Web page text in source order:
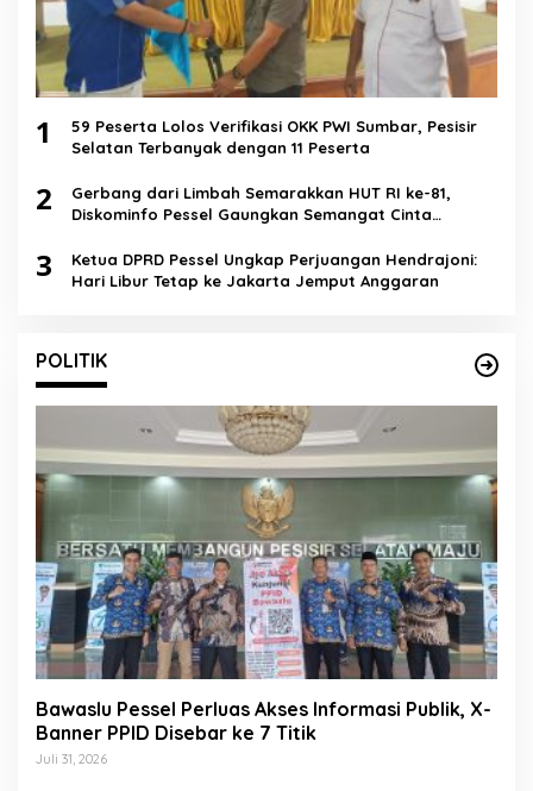
1
59 Peserta Lolos Verifikasi OKK PWI Sumbar, Pesisir
Selatan Terbanyak dengan 11 Peserta
2
Gerbang dari Limbah Semarakkan HUT RI ke-81,
Diskominfo Pessel Gaungkan Semangat Cinta
3
Ketua DPRD Pessel Ungkap Perjuangan Hendrajoni:
Hari Libur Tetap ke Jakarta Jemput Anggaran
POLITIK
Bawaslu Pessel Perluas Akses Informasi Publik, X-
Banner PPID Disebar ke 7 Titik
Juli 31, 2026